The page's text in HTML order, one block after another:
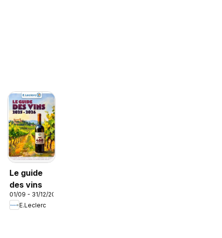
Le guide
des vins
01/09 - 31/12/2026
E.Leclerc